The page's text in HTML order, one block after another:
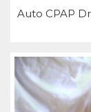
Auto CPAP